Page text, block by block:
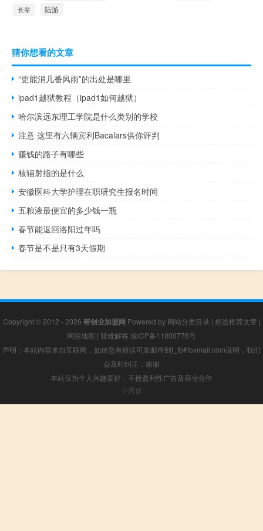
长辈 陆游
猜你想看的文章
“更能消几番风雨”的出处是哪里
ipad1越狱教程（ipad1如何越狱）
哈尔滨远东理工学院是什么类别的学校
注意 这里有六辆宾利Bacalars供你评判
赚钱的路子有哪些
核辐射指的是什么
安徽医科大学护理在职研究生报名时间
五粮液最便宜的多少钱一瓶
春节能返回洛阳过年吗
春节是不是只有3天假期
Copyright © 2012 - 2026 帮创业加盟网 Powered by 网站分类目录 | 精选推荐文章 |
网站地图 | 疑难解答 渝ICP备11000776号
声明：本站内容来自互联网，如信息有错误可发邮件到f_fb#foxmail.com说明，我们
会及时纠正，谢谢
本站仅为个人兴趣爱好，不接盈利性广告及商业合作
小男孩